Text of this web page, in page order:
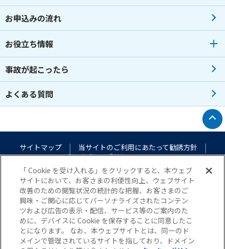
お申込みの流れ
お役立ち情報
事故が起こったら
よくある質問
サイトマップ 当サイトのご利用にあたって勧誘方針
プライバシーポリシー
（個人情報のお取扱いについて）
© Nisshin Fire & Marine Insurance Co.,Ltd. All Rights Reserved.
「 Cookie を受け入れる」をクリックすると、本ウェブ
サイトにおいて、お客さまの利便性向上、ウェブサイト
改善のための閲覧状況の統計的な把握、お客さまのご
興味・ご関心に応じてパーソナライズされたコンテン
ツおよび広告の表示・配信、サービス等のご案内のた
めに、デバイスに Cookie を保存することに同意したこ
とになります。 なお、本ウェブサイトとは、同一のド
メインで管理されているサイトを指しており、ドメイン